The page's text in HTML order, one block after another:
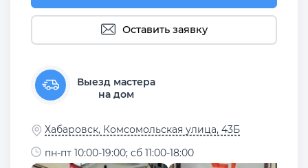
Оставить заявку
Выезд мастера
на дом
Хабаровск, Комсомольская улица, 43Б
пн-пт 10:00-19:00; сб 11:00-18:00